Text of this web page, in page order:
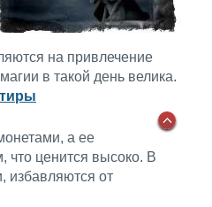
на привлечение
в такой день велика.
а ее
что ценится высоко. В
избавляются от